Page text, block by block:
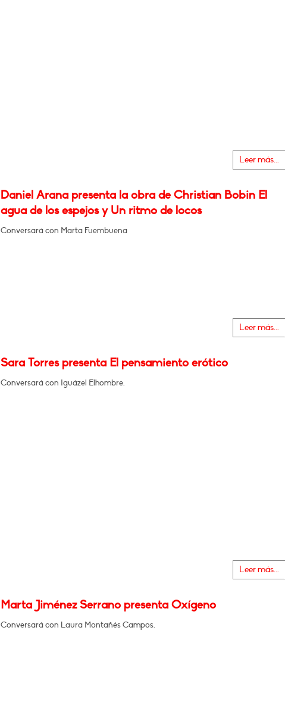
Leer más...
Daniel Arana presenta la obra de Christian Bobin El
agua de los espejos y Un ritmo de locos
Conversará con Marta Fuembuena
Leer más...
Sara Torres presenta El pensamiento erótico
Conversará con Iguázel Elhombre.
Leer más...
Marta Jiménez Serrano presenta Oxígeno
Conversará con Laura Montañés Campos.